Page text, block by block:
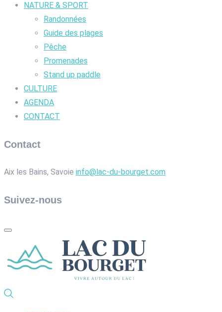
NATURE & SPORT
Randonnées
Guide des plages
Pêche
Promenades
Stand up paddle
CULTURE
AGENDA
CONTACT
Contact
Aix les Bains, Savoie info@lac-du-bourget.com
Suivez-nous